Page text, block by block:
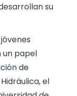
su
un papel
de
el